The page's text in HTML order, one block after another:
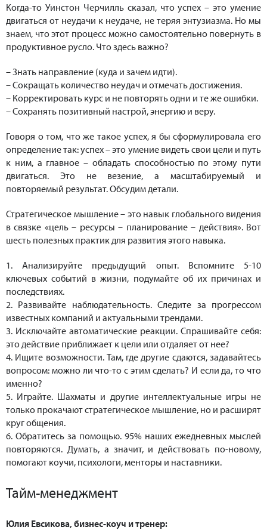
Когда-то Уинстон Черчилль сказал, что успех – это умение
двигаться от неудачи к неудаче, не теряя энтузиазма. Но мы
знаем, что этот процесс можно самостоятельно повернуть в
продуктивное русло. Что здесь важно?
– Знать направление (куда и зачем идти).
– Сокращать количество неудач и отмечать достижения.
– Корректировать курс и не повторять одни и те же ошибки.
– Сохранять позитивный настрой, энергию и веру.
Говоря о том, что же такое успех, я бы сформулировала его
определение так: успех – это умение видеть свои цели и путь
к ним, а главное – обладать способностью по этому пути
двигаться. Это не везение, а масштабируемый и
повторяемый результат. Обсудим детали.
Стратегическое мышление – это навык глобального видения
в связке «цель – ресурсы – планирование – действия». Вот
шесть полезных практик для развития этого навыка.
1. Анализируйте предыдущий опыт. Вспомните 5-10
ключевых событий в жизни, подумайте об их причинах и
последствиях.
2. Развивайте наблюдательность. Следите за прогрессом
известных компаний и актуальными трендами.
3. Исключайте автоматические реакции. Спрашивайте себя:
это действие приближает к цели или отдаляет от нее?
4. Ищите возможности. Там, где другие сдаются, задавайтесь
вопросом: можно ли что-то с этим сделать? И если да, то что
именно?
5. Играйте. Шахматы и другие интеллектуальные игры не
только прокачают стратегическое мышление, но и расширят
круг общения.
6. Обратитесь за помощью. 95% наших ежедневных мыслей
повторяются. Думать, а значит, и действовать по-новому,
помогают коучи, психологи, менторы и наставники.
Тайм-менеджмент
Юлия Евсикова, бизнес-коуч и тренер: